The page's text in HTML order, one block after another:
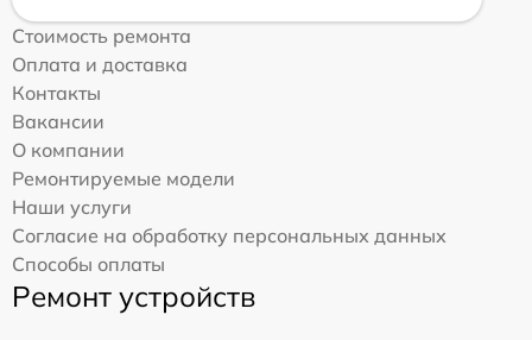
Стоимость ремонта
Оплата и доставка
Контакты
Вакансии
О компании
Ремонтируемые модели
Наши услуги
Согласие на обработку персональных данных
Способы оплаты
Ремонт устройств